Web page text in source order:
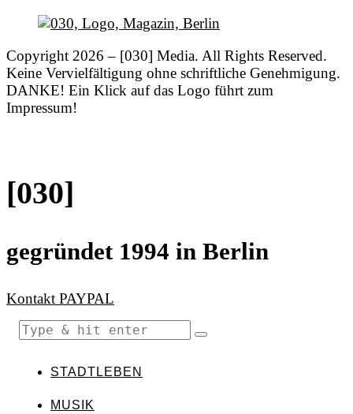
Copyright 2026 – [030] Media. All Rights Reserved.
Keine Vervielfältigung ohne schriftliche Genehmigung.
DANKE! Ein Klick auf das Logo führt zum
Impressum!
[030]
gegründet 1994 in Berlin
Kontakt PAYPAL
STADTLEBEN
MUSIK